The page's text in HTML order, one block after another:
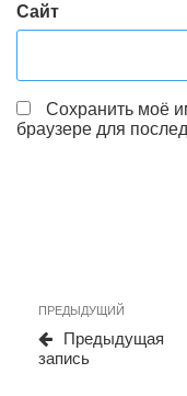
Сайт
Сохранить моё
браузере для
Навигация
по
записям
Предыдущая
запись
ПРЕДЫДУЩИЙ
Предыдущая
запись